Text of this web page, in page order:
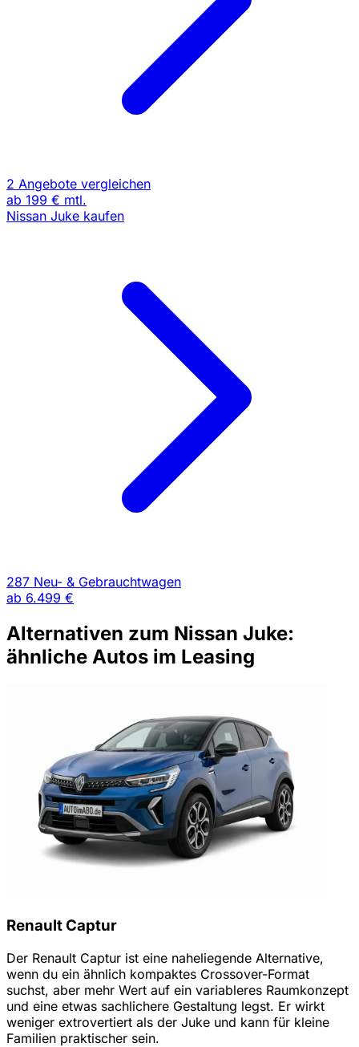
2 Angebote vergleichen
ab 199 € mtl.
Nissan Juke kaufen
287 Neu- & Gebrauchtwagen
ab 6.499 €
Alternativen zum Nissan Juke:
ähnliche Autos im Leasing
Renault Captur
Der Renault Captur ist eine naheliegende Alternative,
wenn du ein ähnlich kompaktes Crossover-Format
suchst, aber mehr Wert auf ein variableres Raumkonzept
und eine etwas sachlichere Gestaltung legst. Er wirkt
weniger extrovertiert als der Juke und kann für kleine
Familien praktischer sein.